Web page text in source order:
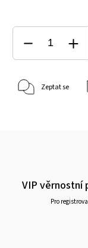
Zeptat se
VIP věrnostní
Pro